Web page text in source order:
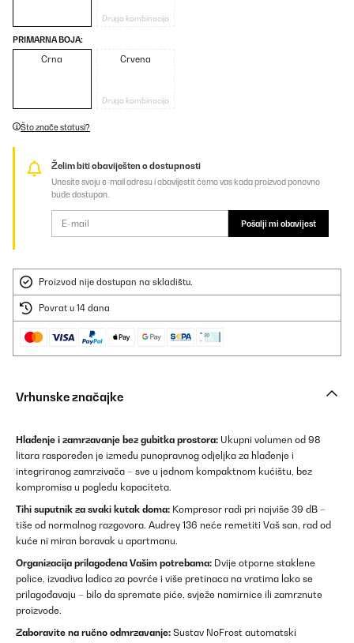
Druga kombinacija
PRIMARNA BOJA:
Crna Crvena
Druga kombinacija
Što znače statusi?
Želim biti obaviješten o dostupnosti
Unesite svoju e-mail adresu i obavijestit ćemo vas kada proizvod ponovno
bude dostupan.
Pošalji mi obavijest
Proizvod nije dostupan na skladištu.
Povrat u 14 dana
Vrhunske značajke
Hlađenje i zamrzavanje bez gubitka prostora: Ukupni volumen od 98
litara raspoređen je između punopravnog odjeljka za hlađenje i
integriranog zamrzivača – sve u jednom kompaktnom kućištu, bez
kompromisa u pogledu kapaciteta.
Tihi suputnik za svaki kutak doma: Kompresor radi pri najviše 39 dB –
tiše od normalnog razgovora. Audrey 136 neće remetiti Vaš san, rad od
kuće ni miran boravak u apartmanu.
Organizacija prilagođena Vašim potrebama: Dvije otporne staklene
police, izvadiva ladica za povrće i više pretinaca na vratima lako se
prilagođavaju – bilo da spremate piće, svježe namirnice ili zamrznute
proizvode.
Zaboravite na ručno odmrzavanje: Sustav NoFrost automatski